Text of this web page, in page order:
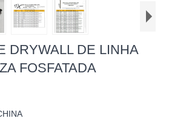
DRYWALL DE LINHA
FOSFATADA